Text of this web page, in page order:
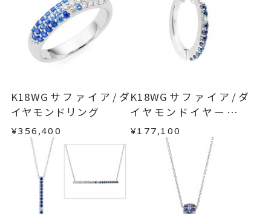
ざいます。
リングサイズ
#2～#20
厚さ 約4mm
フルエタニティ
リングサイズにより価格が異なり
こちらのリングは通常のサイズよ
り0.5～1号ほど小さいリングサイ
ズをご注文ください。
■お届け目安が「約1ヶ月半以内～」の商品
ご注文いただいてから在庫状況を確認いたしま
・在庫のご用意ができる場合： 約1週間～1ヶ月以
内を目安に発送いたします。
・受注生産となる場合： 商品ページに記載のある
目安日数を頂戴し、一から製作いたします。
※お急ぎの方はご注文前にお問い合わせくださ
い。事前に現在の納期状況を確認いたします。
メンバーシップ未登録のお客さまは、お問い合
わせフォームよりご連絡ください。
返品・交換 以下の場合、商品の返品・交換・返金
は承りかねます。
・受注生産の商品
・お客さまのお手元で傷や汚れが発生した商品
・到着後ご連絡無く7日以上経過した商品
・刻印をお入れした商品
・販売期間が限定されている商品
・過度な交換・返品を繰り返している場合
商品の品質には万全を期しておりますが、万が一
K18WGサファイア/ダ
イヤモンドリング
¥356,400
K18WGサファイア/ダ
イヤモンドイヤーカフ
(片耳用)
¥177,100